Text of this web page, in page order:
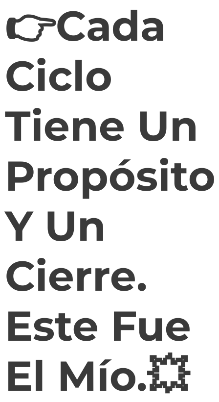
👉Cada
Ciclo
Tiene Un
Propósito
Y Un
Cierre.
Este Fue
El Mío.💥